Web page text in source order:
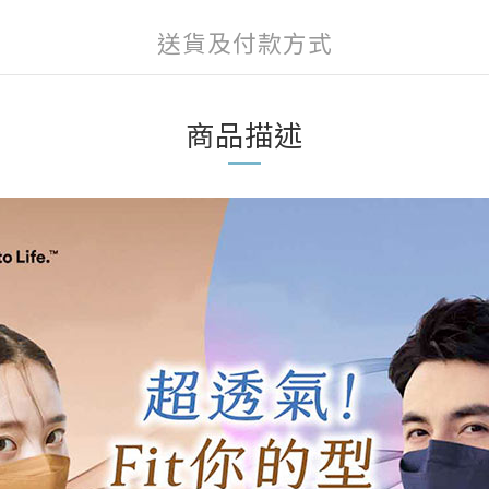
送貨及付款方式
商品描述